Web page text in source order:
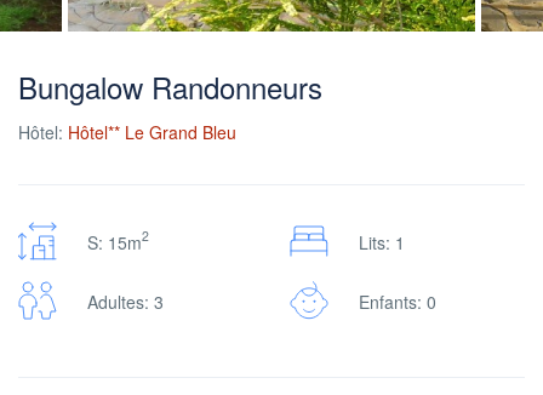
Bungalow Randonneurs
Hôtel: Hôtel** Le Grand Bleu
S: 15m2 Lits: 1
Adultes: 3 Enfants: 0